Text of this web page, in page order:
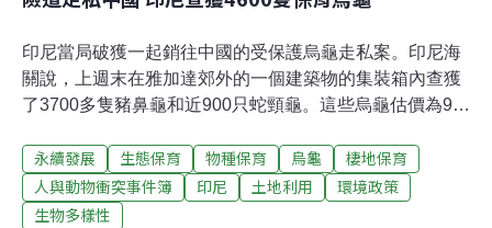
印尼當局破獲一起銷往中國的受保護烏龜走私案。印尼海
關說，上週末在雅加達郊外的一個建築物的集裝箱內查獲
了3700多隻豬鼻龜和近900只蛇頸龜。這些烏龜估價為9萬
豬鼻龜列為“易危”動物，蛇頸龜為“極危”受保護動物。這兩
種烏龜都是受歡迎的寵物。有些種類的烏龜在中國被烹製
成美味佳餚，或在中醫藥方中入藥。印尼有1萬7千多個熱
永續發展 生態保育 物種保育 烏龜
棲地保育
人與動物衝突事件簿
印尼 土地利用
環境政策
生物多樣性